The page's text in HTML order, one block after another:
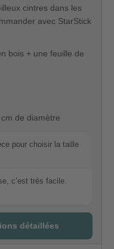
cintres dans les
avec StarStick
bois + une feuille de
de diamètre
pour choisir la taille
c’est très facile.
détaillées